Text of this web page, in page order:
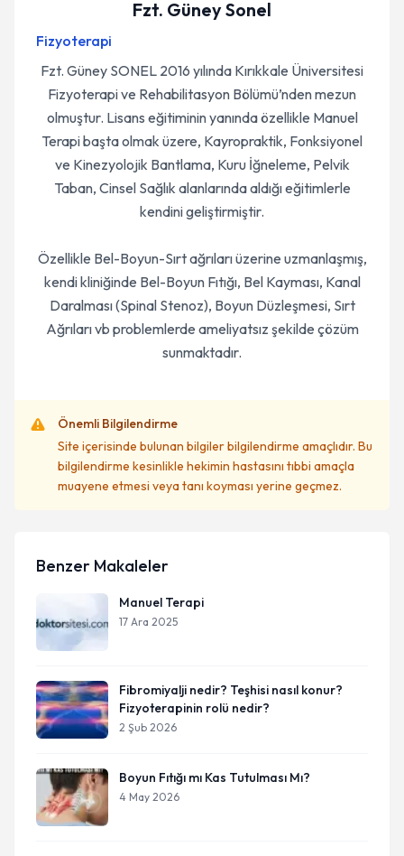
Fzt. Güney Sonel
Fizyoterapi
Fzt. Güney SONEL 2016 yılında Kırıkkale Üniversitesi
Fizyoterapi ve Rehabilitasyon Bölümü’nden mezun
olmuştur. Lisans eğitiminin yanında özellikle Manuel
Terapi başta olmak üzere, Kayropraktik, Fonksiyonel
ve Kinezyolojik Bantlama, Kuru İğneleme, Pelvik
Taban, Cinsel Sağlık alanlarında aldığı eğitimlerle
kendini geliştirmiştir.
Özellikle Bel-Boyun-Sırt ağrıları üzerine uzmanlaşmış,
kendi kliniğinde Bel-Boyun Fıtığı, Bel Kayması, Kanal
Daralması (Spinal Stenoz), Boyun Düzleşmesi, Sırt
Ağrıları vb problemlerde ameliyatsız şekilde çözüm
sunmaktadır.
Önemli Bilgilendirme
Site içerisinde bulunan bilgiler bilgilendirme amaçlıdır. Bu
bilgilendirme kesinlikle hekimin hastasını tıbbi amaçla
muayene etmesi veya tanı koyması yerine geçmez.
Benzer Makaleler
Manuel Terapi
17 Ara 2025
Fibromiyalji nedir? Teşhisi nasıl konur?
Fizyoterapinin rolü nedir?
2 Şub 2026
Boyun Fıtığı mı Kas Tutulması Mı?
4 May 2026